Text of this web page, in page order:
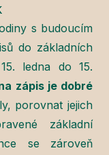
s budoucím
do základních
ledna do 15.
zápis je dobré
porovnat jejich
základní
se zároveň